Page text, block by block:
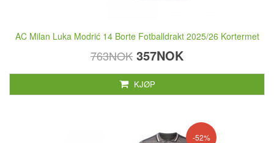
AC Milan Luka Modrić 14 Borte Fotballdrakt 2025/26 Kortermet
763NOK 357NOK
KJØP
-52%